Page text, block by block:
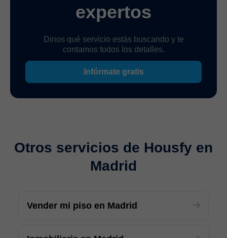
expertos
Dinos qué servicio estás buscando y te
contamos todos los detalles.
Infórmate gratis
Otros servicios de Housfy en
Madrid
Vender mi piso en Madrid